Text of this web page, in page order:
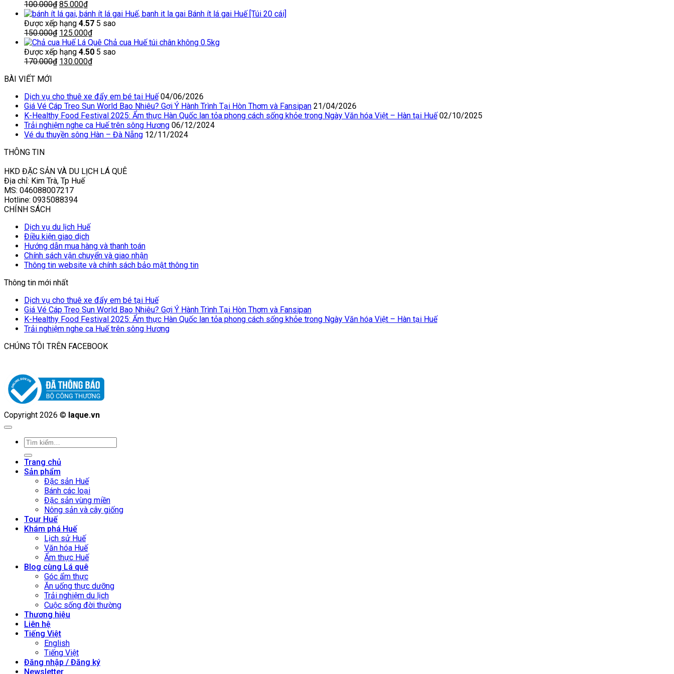
70.000₫.là:
55.000₫.
100.000₫ Giá
gốc
là:
100.000₫.
85.000₫Giá
hiện
tại
là:
85.000₫.
Bánh ít lá gai Huế [Túi 20 cái]
Được xếp hạng 4.57 5 sao
150.000₫ Giá
gốc
là:
150.000₫.
125.000₫Giá
hiện
tại
là:
Chả cua Huế túi chân không 0.5kg
Được xếp hạng 4.50 5 sao
170.000₫ Giá
130.000₫Giá
130.000₫.
BÀI VIẾT MỚI
Dịch vụ cho thuê xe đẩy em bé tại Huế 04/06/2026
Giá Vé Cáp Treo Sun World Bao Nhiêu? Gợi Ý Hành Trình Tại Hòn Thơm và Fansipan 21/04/2026
K-Healthy Food Festival 2025: Ẩm thực Hàn Quốc lan tỏa phong cách sống khỏe trong Ngày Văn hóa Việt – Hàn tại Huế 02/10/2025
Trải nghiệm nghe ca Huế trên sông Hương 06/12/2024
Vé du thuyền sông Hàn – Đà Nẵng 12/11/2024
THÔNG TIN
HKD ĐẶC SẢN VÀ DU LỊCH LÁ QUÊ
Địa chỉ: Kim Trà, Tp Huế
MS: 046088007217
Hotline: 0935088394
CHÍNH SÁCH
Dịch vụ du lịch Huế
Điều kiện giao dịch
Hướng dẫn mua hàng và thanh toán
Chính sách vận chuyển và giao nhận
Thông tin website và chính sách bảo mật thông tin
Thông tin mới nhất
Dịch vụ cho thuê xe đẩy em bé tại Huế
Giá Vé Cáp Treo Sun World Bao Nhiêu? Gợi Ý Hành Trình Tại Hòn Thơm và Fansipan
K-Healthy Food Festival 2025: Ẩm thực Hàn Quốc lan tỏa phong cách sống khỏe trong Ngày Văn hóa Việt – Hàn tại Huế
Trải nghiệm nghe ca Huế trên sông Hương
CHÚNG TÔI TRÊN FACEBOOK
Copyright 2026 © laque.vn
Tìm
kiếm:
Trang chủ
Sản phẩm
Đặc sản Huế
Bánh các loại
Đặc sản vùng miền
Nông sản và cây giống
Tour Huế
Khám phá Huế
Lịch sử Huế
Văn hóa Huế
Ẩm thực Huế
Blog cùng Lá quê
Góc ẩm thực
Ăn uống thực dưỡng
Trải nghiệm du lịch
Cuộc sống đời thường
Thương hiệu
Liên hệ
Tiếng Việt
English
Tiếng Việt
Đăng nhập / Đăng ký
Newsletter